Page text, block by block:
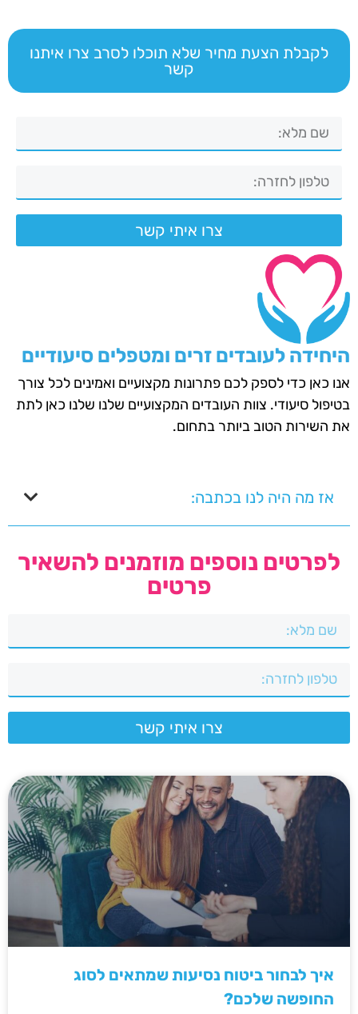
לקבלת הצעת מחיר שלא תוכלו לסרב צרו איתנו
קשר
צרו איתי קשר
היחידה לעובדים זרים ומטפלים סיעודיים
אנו כאן כדי לספק לכם פתרונות מקצועיים ואמינים לכל צורך
בטיפול סיעודי. צוות העובדים המקצועיים שלנו שלנו כאן לתת
את השירות הטוב ביותר בתחום.
אז מה היה לנו בכתבה:
לפרטים נוספים מוזמנים להשאיר
פרטים
צרו איתי קשר
איך לבחור ביטוח נסיעות שמתאים לסוג
החופשה שלכם?